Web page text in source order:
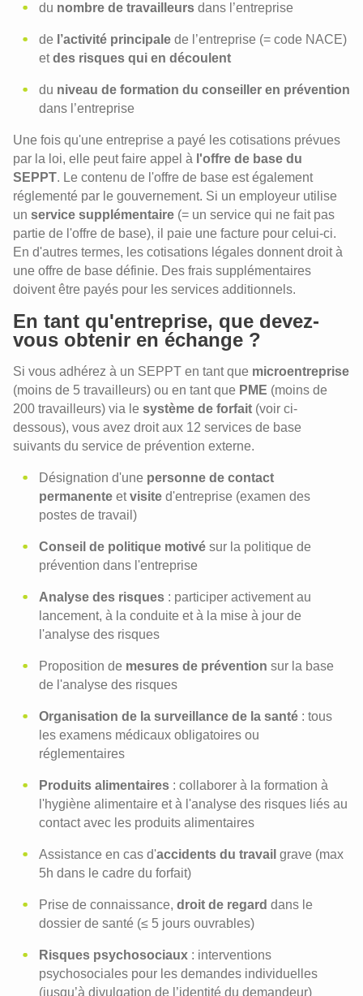
du nombre de travailleurs dans l’entreprise
de l’activité principale de l’entreprise (= code NACE)
etdes risques qui en découlent
du niveau de formation du conseiller en prévention
dans l’entreprise
Une fois qu'une entreprise a payé les cotisations prévues
par la loi, elle peut faire appel à l'offre de base du
SEPPT. Le contenu de l'offre de base est également
réglementé par le gouvernement. Si un employeur utilise
un service supplémentaire (= un service qui ne fait pas
partie de l'offre de base), il paie une facture pour celui-ci.
En d'autres termes, les cotisations légales donnent droit à
une offre de base définie. Des frais supplémentaires
doivent être payés pour les services additionnels.
En tant qu'entreprise, que devez-
vous obtenir en échange ?
Si vous adhérez à un SEPPT en tant que microentreprise
(moins de 5 travailleurs) ou en tant que PME (moins de
200 travailleurs) via le système de forfait (voir ci-
dessous), vous avez droit aux 12 services de base
suivants du service de prévention externe.
Désignation d'une personne de contact
permanente etvisite d'entreprise (examen des
postes de travail)
Conseil de politique motivé sur la politique de
prévention dans l'entreprise
Analyse des risques : participer activement au
lancement, à la conduite et à la mise à jour de
l'analyse des risques
Proposition de mesures de prévention sur la base
de l'analyse des risques
Organisation de la surveillance de la santé : tous
les examens médicaux obligatoires ou
réglementaires
Produits alimentaires : collaborer à la formation à
l'hygiène alimentaire et à l'analyse des risques liés au
contact avec les produits alimentaires
Assistance en cas d'accidents du travail grave (max
5h dans le cadre du forfait)
Prise de connaissance, droit de regard dans le
dossier de santé (≤ 5 jours ouvrables)
Risques psychosociaux : interventions
psychosociales pour les demandes individuelles
(jusqu’à divulgation de l’identité du demandeur)